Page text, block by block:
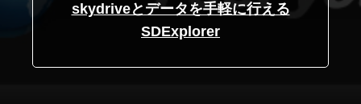
skydriveとデータを手軽に行える
SDExplorer